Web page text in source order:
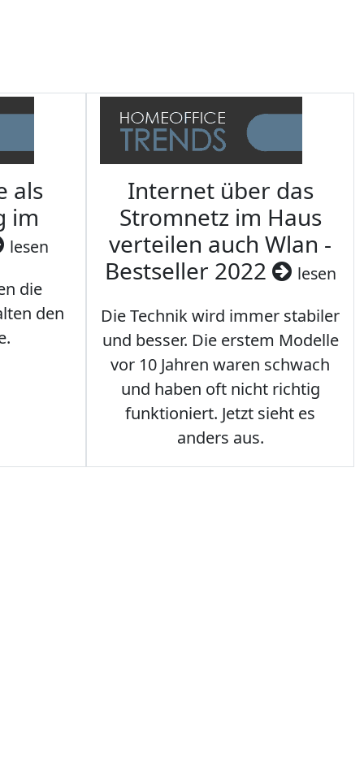
als
im
lesen
die
den
Internet über das
Stromnetz im Haus
verteilen auch Wlan -
Bestseller 2022
lesen
Die Technik wird immer stabiler
und besser. Die erstem Modelle
vor 10 Jahren waren schwach
und haben oft nicht richtig
funktioniert. Jetzt sieht es
anders aus.